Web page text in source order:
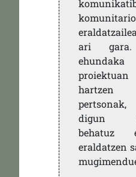
ari gara.
digun
behatuz
eraldatzen